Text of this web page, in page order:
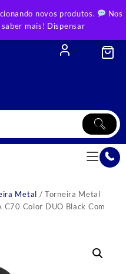
novos produtos.
Nos
mais! Dispensar
Metal / Torneira Metal
Color DUO Black Com